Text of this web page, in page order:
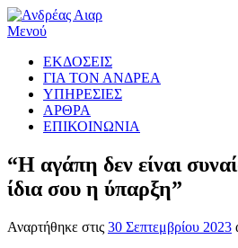
Προχωρήστε
στο
Μενού
ΕΚΔΟΣΕΙΣ
ΓΙΑ ΤΟΝ ΑΝΔΡΕΑ
ΥΠΗΡΕΣΙΕΣ
ΑΡΘΡΑ
ΕΠΙΚΟΙΝΩΝΙΑ
“Η αγάπη δεν είναι
ίδια σου η ύπαρξη”
Αναρτήθηκε στις 30 Σεπτεμβρίου 2023